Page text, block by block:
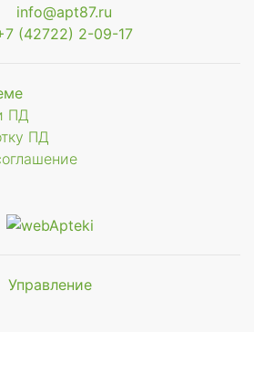
info@apt87.ru
(42722) 2-09-17
ПД
ПД
УправлениеМы будем